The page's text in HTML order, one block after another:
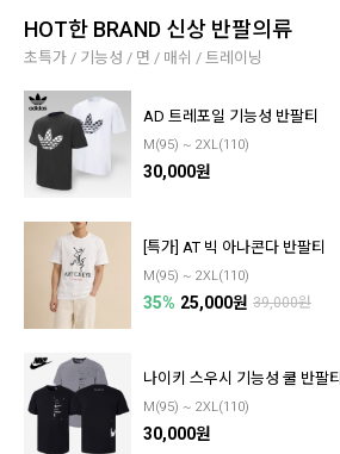
HOT한 BRAND 신상 반팔의류
초특가 / 기능성 / 면 / 매쉬 / 트레이닝
AD 트레포일 기능성 반팔티
M(95) ~ 2XL(110)
30,000원
[특가] AT 빅 아나콘다 반팔티
M(95) ~ 2XL(110)
35% 25,000원 39,000원
나이키 스우시 기능성 쿨 반팔티
M(95) ~ 2XL(110)
30,000원